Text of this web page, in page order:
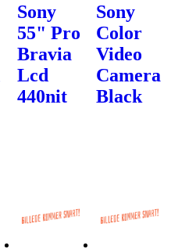
Sony
55" Pro
Bravia
Lcd
440nit
Sony
Color
Video
Camera
Black